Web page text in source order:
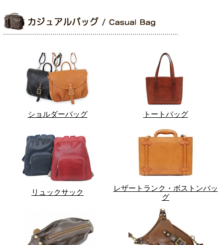
ショルダーバッグ トートバッグ
リュックサック
レザートランク・ボストンバッ
グ